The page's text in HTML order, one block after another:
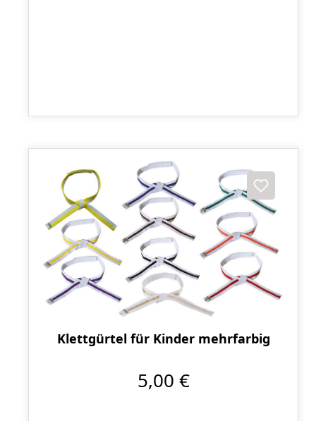
Klettgürtel für Kinder mehrfarbig
5,00 €